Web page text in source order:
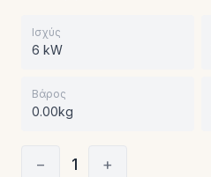
Ισχύς
6 kW
Βάρος
0.00kg
− 1 +